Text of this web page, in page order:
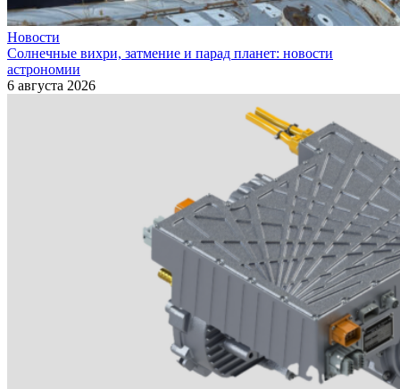
Новости
Солнечные вихри, затмение и парад планет: новости
астрономии
6 августа 2026